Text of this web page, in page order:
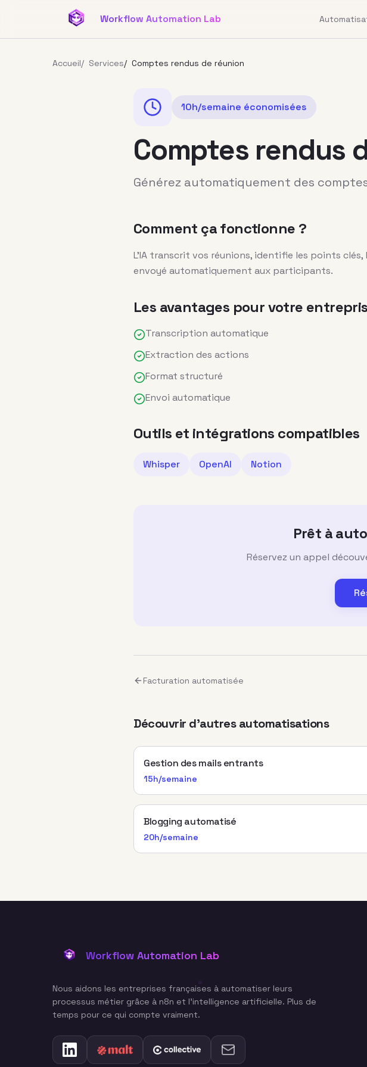
Aller au contenu principal
Workflow Automation Lab
Accueil/ Services/ Comptes rendus de réunion
10h/semaine économisées
Comptes rendus
Générez automatiquement des
Comment ça fonctionne ?
L'IA transcrit vos réunions, identifie les points
envoyé automatiquement aux participants.
Les avantages pour votre
Transcription automatique
Extraction des actions
Format structuré
Envoi automatique
Outils et intégrations compatibles
Whisper OpenAI Notion
Prêt à
Réservez un appel
Facturation automatisée
Découvrir d'autres automatisations
Gestion des mails entrants
15h/semaine
Blogging automatisé
20h/semaine
Workflow Automation Lab
Nous aidons les entreprises françaises à automatiser leurs
processus métier grâce à n8n et l'intelligence artificielle. Plus de
temps pour ce qui compte vraiment.